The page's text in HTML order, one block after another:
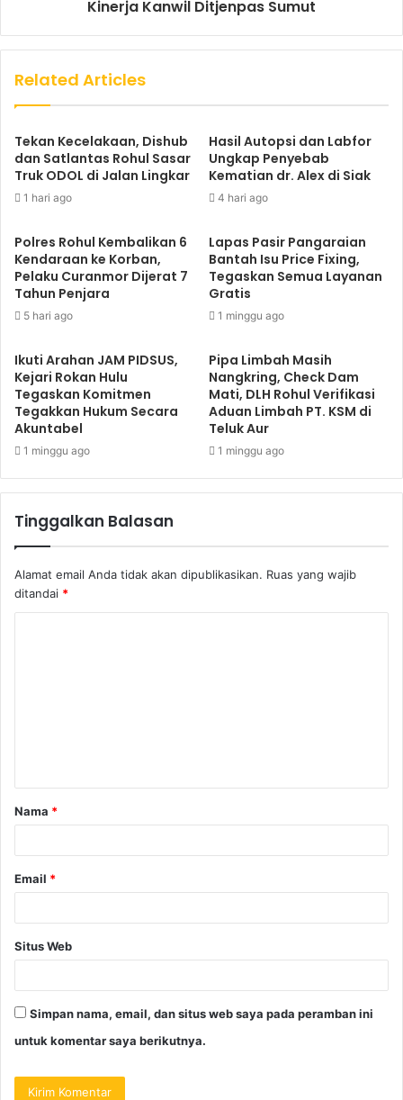
Kinerja Kanwil Ditjenpas Sumut
Related Articles
Tekan Kecelakaan, Dishub
dan Satlantas Rohul Sasar
Truk ODOL di Jalan Lingkar
1 hari ago
Hasil Autopsi dan Labfor
Ungkap Penyebab
Kematian dr. Alex di Siak
4 hari ago
Polres Rohul Kembalikan 6
Kendaraan ke Korban,
Pelaku Curanmor Dijerat 7
Tahun Penjara
5 hari ago
Lapas Pasir Pangaraian
Bantah Isu Price Fixing,
Tegaskan Semua Layanan
Gratis
1 minggu ago
Ikuti Arahan JAM PIDSUS,
Kejari Rokan Hulu
Tegaskan Komitmen
Tegakkan Hukum Secara
Akuntabel
1 minggu ago
Pipa Limbah Masih
Nangkring, Check Dam
Mati, DLH Rohul Verifikasi
Aduan Limbah PT. KSM di
Teluk Aur
1 minggu ago
Tinggalkan Balasan
Alamat email Anda tidak akan dipublikasikan. Ruas yang wajib
ditandai *
Nama *
Email *
Situs Web
Simpan nama, email, dan situs web saya pada peramban ini
untuk komentar saya berikutnya.